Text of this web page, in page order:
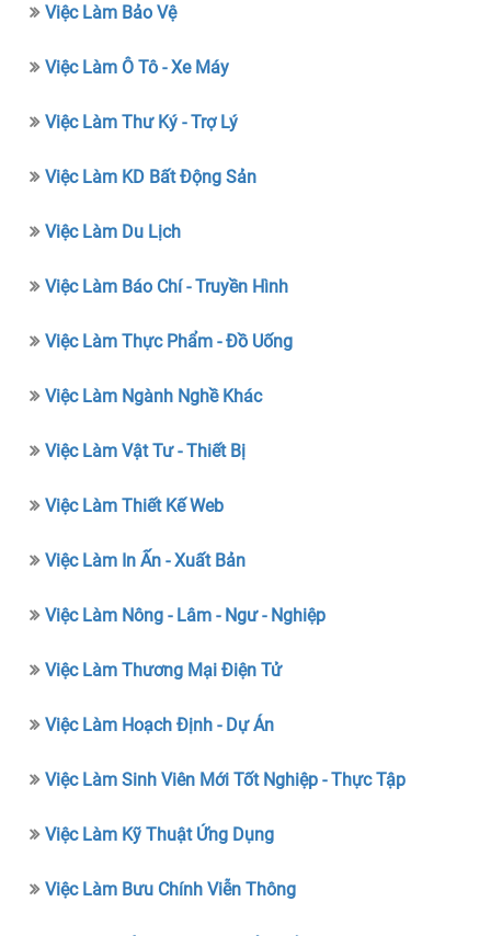
Việc Làm Bảo Vệ
Việc Làm Ô Tô - Xe Máy
Việc Làm Thư Ký - Trợ Lý
Việc Làm KD Bất Động Sản
Việc Làm Du Lịch
Việc Làm Báo Chí - Truyền Hình
Việc Làm Thực Phẩm - Đồ Uống
Việc Làm Ngành Nghề Khác
Việc Làm Vật Tư - Thiết Bị
Việc Làm Thiết Kế Web
Việc Làm In Ấn - Xuất Bản
Việc Làm Nông - Lâm - Ngư - Nghiệp
Việc Làm Thương Mại Điện Tử
Việc Làm Hoạch Định - Dự Án
Việc Làm Sinh Viên Mới Tốt Nghiệp - Thực Tập
Việc Làm Kỹ Thuật Ứng Dụng
Việc Làm Bưu Chính Viễn Thông